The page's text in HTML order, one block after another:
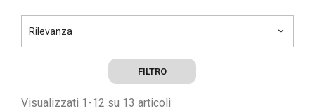
Rilevanza keyboard_arrow_down
FILTRO
Visualizzati 1-12 su 13 articoli